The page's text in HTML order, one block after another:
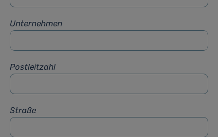
Unternehmen
Postleitzahl
Straße